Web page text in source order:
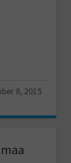
8, 2015